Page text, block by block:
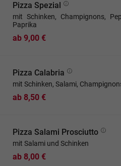
Pizza Spezial
mit Schinken, Champignons,
Paprika
ab 9,00 €
Pizza Calabria
mit Schinken, Salami,
ab 8,50 €
Pizza Salami Prosciutto
mit Salami und Schinken
ab 8,00 €